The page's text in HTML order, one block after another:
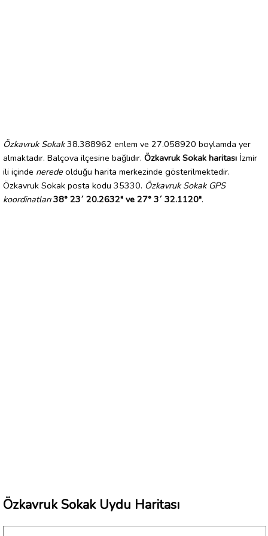
Özkavruk Sokak38.388962 enlem ve 27.058920 boylamda yer
almaktadır. Balçova ilçesine bağlıdır. Özkavruk Sokak haritası İzmir
ili içinde nerede olduğu harita merkezinde gösterilmektedir.
Özkavruk Sokak posta kodu 35330. Özkavruk Sokak GPS
koordinatları 38° 23´ 20.2632" ve 27° 3´ 32.1120".
Özkavruk Sokak Uydu Haritası